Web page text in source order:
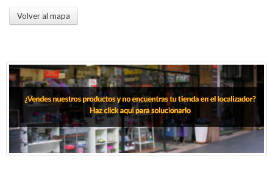
Volver al mapa